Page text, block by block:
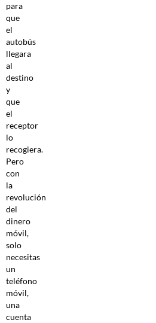
para
que
el
autobús
llegara
al
destino
y
que
el
receptor
lo
recogiera.
Pero
con
la
revolución
del
dinero
móvil,
solo
necesitas
un
teléfono
móvil,
una
cuenta